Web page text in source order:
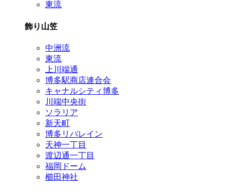
東流
飾り山笠
中洲流
東流
上川端通
博多駅商店連合会
キャナルシティ博多
川端中央街
ソラリア
新天町
博多リバレイン
天神一丁目
渡辺通一丁目
福岡ドーム
櫛田神社